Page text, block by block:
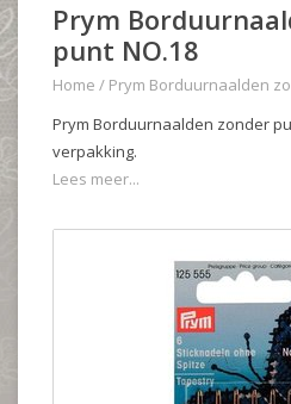
Prym
punt NO.18
Home / Prym Borduurnaalden
Prym Borduurnaalden zonder
verpakking.
Lees meer...